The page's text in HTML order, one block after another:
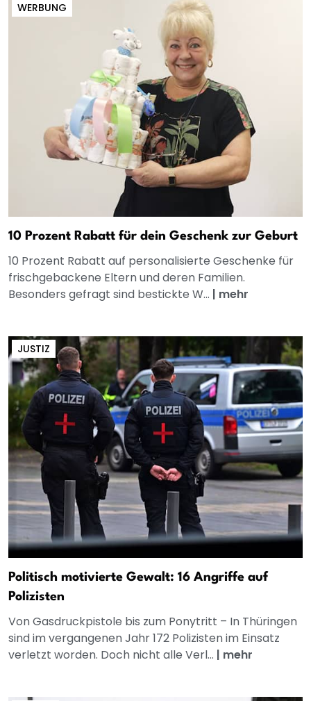
WERBUNG
10 Prozent Rabatt für dein Geschenk zur Geburt
10 Prozent Rabatt auf personalisierte Geschenke für
frischgebackene Eltern und deren Familien.
Besonders gefragt sind bestickte W... | mehr
JUSTIZ
Politisch motivierte Gewalt: 16 Angriffe auf
Polizisten
Von Gasdruckpistole bis zum Ponytritt – In Thüringen
sind im vergangenen Jahr 172 Polizisten im Einsatz
verletzt worden. Doch nicht alle Verl... | mehr